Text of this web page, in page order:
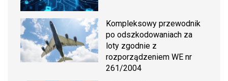
Kompleksowy przewodnik
po odszkodowaniach za
loty zgodnie z
rozporządzeniem WE nr
261/2004